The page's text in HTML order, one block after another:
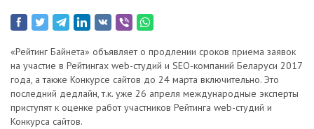
«Рейтинг Байнета» объявляет о продлении сроков приема заявок
на участие в Рейтингах web-студий и SEO-компаний Беларуси 2017
года, а также Конкурсе сайтов до 24 марта включительно. Это
последний дедлайн, т.к. уже 26 апреля международные эксперты
приступят к оценке работ участников Рейтинга web-студий и
Конкурса сайтов.